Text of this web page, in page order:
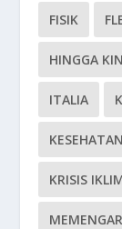
FISIK
HINGGA
ITALIA
KRISIS